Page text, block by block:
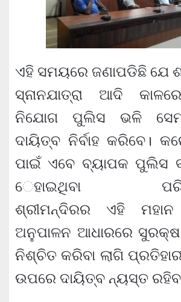
ଏହି ସମୟରେ ଜଣାପଡିଛି ଯେ
ସ୍ନାନଯାତ୍ରା ଆଦି
ନିଯୋଗ ପୁଲିସ ଭଳି
ଦାୟିତ୍ବ ନିର୍ବାହ କରିବେ।
ପାଇଁ ଏବେ ବ୍ୟାପକ ପୁଲିସ
େହାଇଥିବା
ଶ୍ରୀମନ୍ଦିରର ଏହି ମହାନ
ଅନୁପାଳନ ଆଧାରରେ
ନିଶ୍ଚିତ କରିବା ଲାଗି
ଉପରେ ଦାୟିତ୍ବ ନ୍ୟସ୍ତ